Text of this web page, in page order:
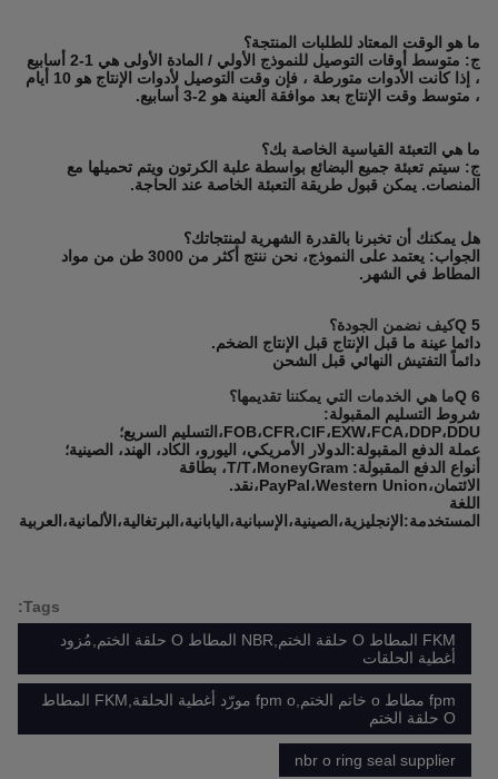
ما هو الوقت المعتاد للطلبات المنتجة؟
ج: متوسط أوقات التوصيل للنموذج الأولي / المادة الأولى هي 1-2 أسابيع
، إذا كانت الأدوات متورطة ، فإن وقت التوصيل لأدوات الإنتاج هو 10 أيام
، متوسط وقت الإنتاج بعد موافقة العينة هو 2-3 أسابيع.
ما هي التعبئة القياسية الخاصة بك؟
ج: سيتم تعبئة جميع البضائع بواسطة علبة الكرتون ويتم تحميلها مع
المنصات. يمكن قبول طريقة التعبئة الخاصة عند الحاجة.
هل يمكنك أن تخبرنا بالقدرة الشهرية لمنتجاتك؟
الجواب: يعتمد على النموذج، نحن ننتج أكثر من 3000 طن من مواد
المطاط في الشهر.
Q 5كيف نضمن الجودة؟
دائما عينة ما قبل الإنتاج قبل الإنتاج الضخم.
دائماً التفتيش النهائي قبل الشحن
Q 6ما هي الخدمات التي يمكننا تقديمها؟
شروط التسليم المقبولة:
FOB،CFR،CIF،EXW،FCA،DDP،DDU،التسليم السريع؛
عملة الدفع المقبولة:الدولار الأمريكي، اليورو، الكاد، الهند، الصينية؛
أنواع الدفع المقبولة: T/T،MoneyGram، بطاقة
الائتمان،PayPal،Western Union،نقد.
اللغة
Tags:
FKM المطاط O حلقة الختم,NBR المطاط O حلقة الختم,مُزود
أغطية الحلقات
fpm مطاط o خاتم الختم,fpm o مورّد أغطية الحلقة,FKM المطاط
O حلقة الختم
nbr o ring seal supplier